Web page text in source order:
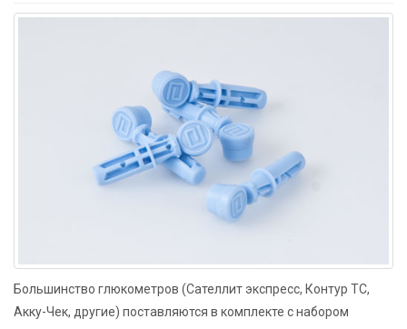
Большинство глюкометров (Сателлит экспресс, Контур ТС,
Акку-Чек, другие) поставляются в комплекте с набором